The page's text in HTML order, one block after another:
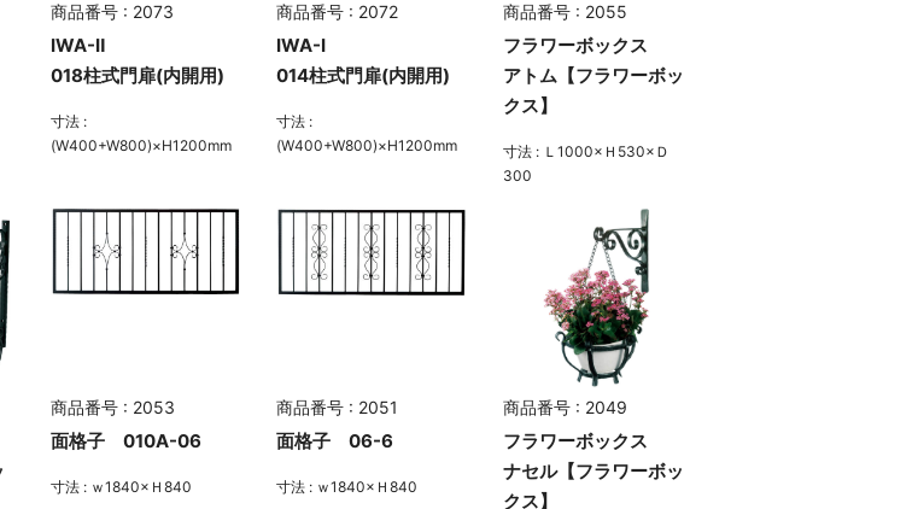
商品番号 : 2073
IWA-Ⅱ
018柱式門扉(内開用)
寸法 :
(W400+W800)×H1200mm
商品番号 : 2072
IWA-Ⅰ
014柱式門扉(内開用)
寸法 :
(W400+W800)×H1200mm
商品番号 : 2055
フラワーボックス
アトム【フラワーボッ
クス】
寸法 : Ｌ1000×Ｈ530×Ｄ
300
商品番号 : 2053
面格子 010A-06
寸法 : ｗ1840×Ｈ840
商品番号 : 2051
面格子 06-6
寸法 : ｗ1840×Ｈ840
商品番号 : 2049
フラワーボックス
ナセル【フラワーボッ
クス】